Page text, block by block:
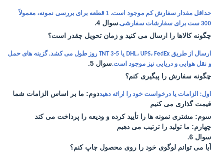
حداقل مقدار سفارش کم موجود است. 1 قطعه برای بررسی نمونه، معمولاً
300 ست برای سفارشات سفارشی.
سوال 4.
چگونه کالاها را ارسال می کنید و زمان تحویل چقدر است؟
ارسال از طریق DHL، UPS، FedEx یا TNT 3-5 روز طول می کشد. گزینه های حمل
و نقل هوایی و دریایی نیز موجود است.سوال 5.
چگونه سفارش را پیگیری کنم؟
اول: الزامات یا درخواست خود را ارائه دهیددوم: ما بر اساس الزامات شما
قیمت گذاری می کنیم
سوم: مشتری نمونه ها را تأیید کرده و ودیعه را پرداخت می کند
چهارم: ما تولید را ترتیب می دهیم
سوال 6.
آیا می توانم لوگوی خود را روی محصول چاپ کنم؟